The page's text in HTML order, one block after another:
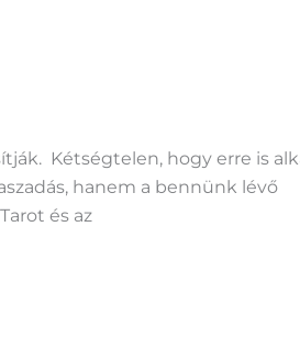
Kétségtelen, hogy erre is
hanem a bennünk lévő
és az